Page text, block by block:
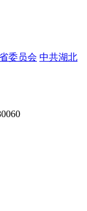
委员会 中共湖北